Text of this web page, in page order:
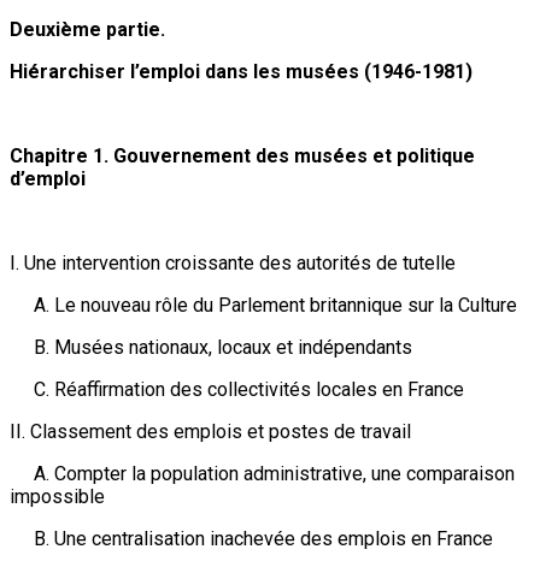
Deuxième partie.
Hiérarchiser l’emploi dans les musées (1946-1981)
Chapitre 1. Gouvernement des musées et politique
d’emploi
I. Une intervention croissante des autorités de tutelle
A. Le nouveau rôle du Parlement britannique sur la Culture
B. Musées nationaux, locaux et indépendants
C. Réaffirmation des collectivités locales en France
II. Classement des emplois et postes de travail
A. Compter la population administrative, une comparaison
impossible
B. Une centralisation inachevée des emplois en France